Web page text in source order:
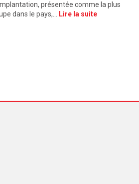
présentée comme la plus
dans le pays,…
Lire la suite